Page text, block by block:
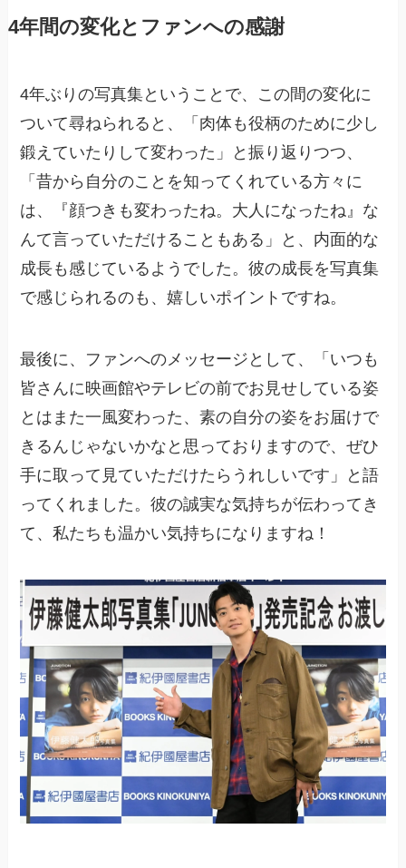
4年間の変化とファンへの感謝
4年ぶりの写真集ということで、この間の変化に
ついて尋ねられると、「肉体も役柄のために少し
鍛えていたりして変わった」と振り返りつつ、
「昔から自分のことを知ってくれている方々に
は、『顔つきも変わったね。大人になったね』な
んて言っていただけることもある」と、内面的な
成長も感じているようでした。彼の成長を写真集
で感じられるのも、嬉しいポイントですね。
最後に、ファンへのメッセージとして、「いつも
皆さんに映画館やテレビの前でお見せしている姿
とはまた一風変わった、素の自分の姿をお届けで
きるんじゃないかなと思っておりますので、ぜひ
手に取って見ていただけたらうれしいです」と語
ってくれました。彼の誠実な気持ちが伝わってき
て、私たちも温かい気持ちになりますね！